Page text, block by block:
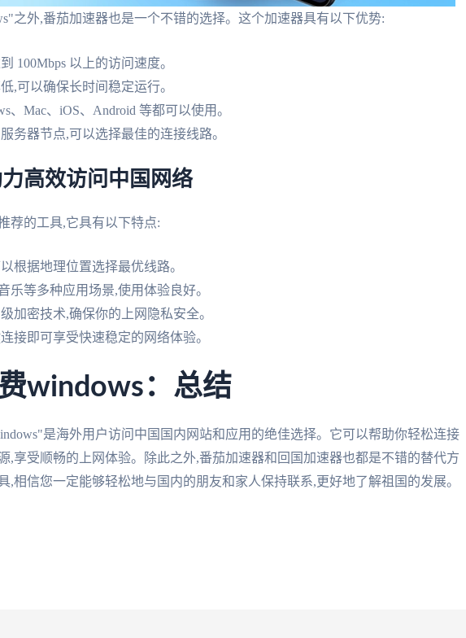
之外,番茄加速器也是一个不错的选择。这个加速器具有以下优势:
100Mbps 以上的访问速度。
,可以确保长时间稳定运行。
、Mac、iOS、Android 等都可以使用。
务器节点,可以选择最佳的连接线路。
高效访问中国网络
荐的工具,它具有以下特点:
根据地理位置选择最优线路。
乐等多种应用场景,使用体验良好。
加密技术,确保你的上网隐私安全。
接即可享受快速稳定的网络体验。
windows：总结
是海外用户访问中国国内网站和应用的绝佳选择。它可以帮助你轻松连接
,享受顺畅的上网体验。除此之外,番茄加速器和回国加速器也都是不错的替代方
,相信您一定能够轻松地与国内的朋友和家人保持联系,更好地了解祖国的发展。